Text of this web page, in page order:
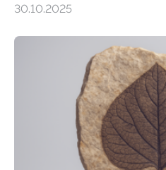
erfüllen können, müssen
der Ruhr-Universität
und Dr. Ismaila Francis
unbekannten
peroxisomalen
Saccharomyces cerevisiae
Funktionsfähigkeit der
Studie wurde am 28.
30.10.2025